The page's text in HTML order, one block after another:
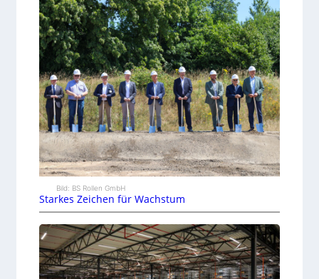
Bild: BS Rollen GmbH
Starkes Zeichen für Wachstum